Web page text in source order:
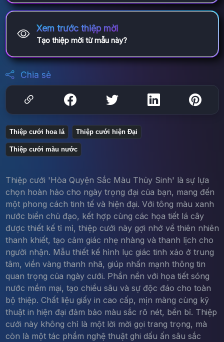
Xem trước thiệp mời
Tạo thiệp mời từ mẫu này?
Chia sẻ
Thiệp cưới hoa lá Thiệp cưới hiện Đại
Thiệp cưới màu nước
Thiệp cưới 'Hòa Quyện Sắc Màu Thủy Sinh' là sự lựa
chọn hoàn hảo cho ngày trọng đại của bạn, mang đến
một phong cách tinh tế và hiện đại. Với tông màu xanh
nước biển chủ đạo, kết hợp cùng các họa tiết lá cây
được thiết kế tỉ mỉ, thiệp cưới này gợi nhớ về thiên nhiên
thanh khiết, tạo cảm giác nhẹ nhàng và thanh lịch cho
người nhận. Mẫu thiết kế hình lục giác tinh xảo ở trung
tâm, viền vàng thanh nhã, giúp nhấn mạnh thông tin
quan trọng của ngày cưới. Phần nền với họa tiết sóng
nước mềm mại, tạo chiều sâu và sự độc đáo cho toàn
bộ thiệp. Chất liệu giấy in cao cấp, mịn màng cùng kỹ
thuật in hiện đại đảm bảo màu sắc rõ nét, bền bỉ. Thiệp
cưới này không chỉ là một lời mời gọi trang trọng, mà
còn là một tác phẩm nghệ thuật ghi dấu ấn sâu sắc